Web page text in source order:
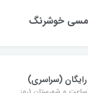
مسی خوشرنگ
(سراسری)